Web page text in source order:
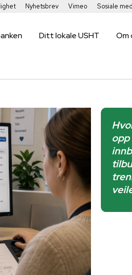
Nyhetsbrev Vimeo Sosiale
Ditt lokale USHT Om